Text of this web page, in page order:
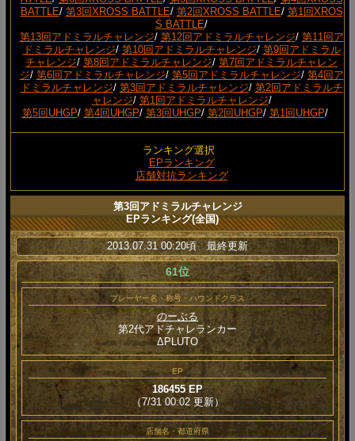
BATTLE/ 第3回XROSS BATTLE/ 第2回XROSS BATTLE/ 第1回XROS
S BATTLE/
第13回アドミラルチャレンジ/ 第12回アドミラルチャレンジ/ 第11回ア
ドミラルチャレンジ/ 第10回アドミラルチャレンジ/ 第9回アドミラル
チャレンジ/ 第8回アドミラルチャレンジ/ 第7回アドミラルチャレン
ジ/ 第6回アドミラルチャレンジ/ 第5回アドミラルチャレンジ/ 第4回ア
ドミラルチャレンジ/ 第3回アドミラルチャレンジ/ 第2回アドミラルチ
ャレンジ/ 第1回アドミラルチャレンジ/
第5回UHGP/ 第4回UHGP/ 第3回UHGP/ 第2回UHGP/ 第1回UHGP/
ランキング選択
EPランキング
店舗対抗ランキング
第3回アドミラルチャレンジ
EPランキング(全国)
2013.07.31 00:20頃 最終更新
61位
プレーヤー名・称号・ハウンドクラス
のーぶる
第2代アドチャレランカー
ΔPLUTO
EP
186455 EP
（7/31 00:02 更新）
店舗名・都道府県